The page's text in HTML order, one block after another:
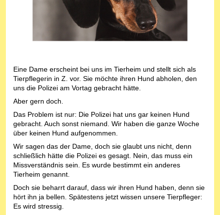
Eine Dame erscheint bei uns im Tierheim und stellt sich als
Tierpflegerin in Z. vor. Sie möchte ihren Hund abholen, den
uns die Polizei am Vortag gebracht hätte.
Aber gern doch.
Das Problem ist nur: Die Polizei hat uns gar keinen Hund
gebracht. Auch sonst niemand. Wir haben die ganze Woche
über keinen Hund aufgenommen.
Wir sagen das der Dame, doch sie glaubt uns nicht, denn
schließlich hätte die Polizei es gesagt. Nein, das muss ein
Missverständnis sein. Es wurde bestimmt ein anderes
Tierheim genannt.
Doch sie beharrt darauf, dass wir ihren Hund haben, denn sie
hört ihn ja bellen. Spätestens jetzt wissen unsere Tierpfleger:
Es wird stressig.